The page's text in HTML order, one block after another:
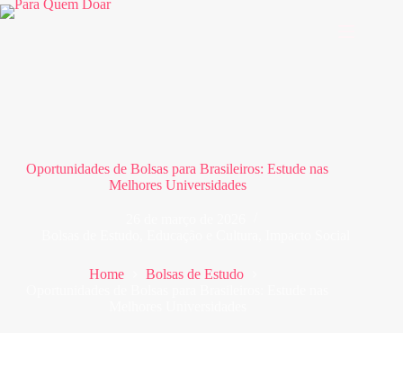
Pular
para
Oportunidades de Bolsas para Brasileiros: Estude nas
Melhores Universidades
Home
Bolsas de Estudo